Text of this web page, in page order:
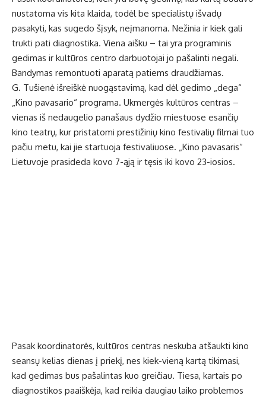
nustatoma vis kita klaida, todėl be specialistų išvadų
pasakyti, kas sugedo šįsyk, neįmanoma. Nežinia ir kiek gali
trukti pati diagnostika. Viena aišku – tai yra programinis
gedimas ir kultūros centro darbuotojai jo pašalinti negali.
Bandymas remontuoti aparatą patiems draudžiamas.
G. Tušienė išreiškė nuogąstavimą, kad dėl gedimo „dega“
„Kino pavasario“ programa. Ukmergės kultūros centras –
vienas iš nedaugelio panašaus dydžio miestuose esančių
kino teatrų, kur pristatomi prestižinių kino festivalių filmai tuo
pačiu metu, kai jie startuoja festivaliuose. „Kino pavasaris“
Lietuvoje prasideda kovo 7-ąją ir tęsis iki kovo 23-iosios.
Pasak koordinatorės, kultūros centras neskuba atšaukti kino
seansų kelias dienas į priekį, nes kiek-vieną kartą tikimasi,
kad gedimas bus pašalintas kuo greičiau. Tiesa, kartais po
diagnostikos paaiškėja, kad reikia daugiau laiko problemos